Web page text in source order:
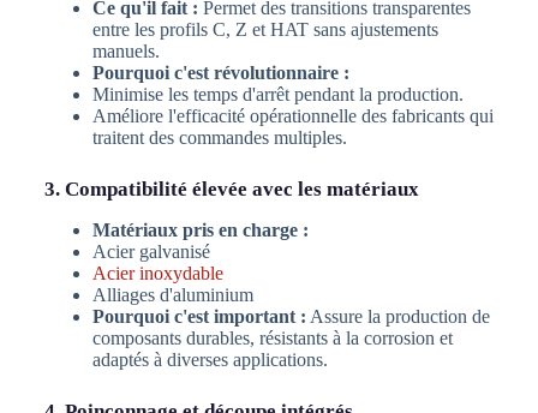
Ce qu'il fait : Permet des transitions transparentes
entre les profils C, Z et HAT sans ajustements
manuels.
Pourquoi c'est révolutionnaire :
Minimise les temps d'arrêt pendant la production.
Améliore l'efficacité opérationnelle des fabricants qui
traitent des commandes multiples.
3. Compatibilité élevée avec les matériaux
Matériaux pris en charge :
Acier galvanisé
Acier inoxydable
Alliages d'aluminium
Pourquoi c'est important : Assure la production de
composants durables, résistants à la corrosion et
adaptés à diverses applications.